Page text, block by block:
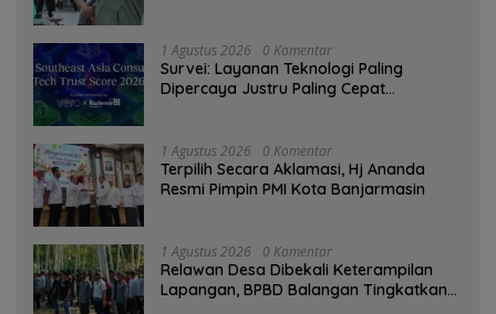
1 Agustus 2026 0 Komentar
Survei: Layanan Teknologi Paling
Dipercaya Justru Paling Cepat
1 Agustus 2026 0 Komentar
‎Terpilih Secara Aklamasi, Hj Ananda
Resmi Pimpin PMI Kota Banjarmasin
1 Agustus 2026 0 Komentar
Relawan Desa Dibekali Keterampilan
Lapangan, BPBD Balangan Tingkatkan